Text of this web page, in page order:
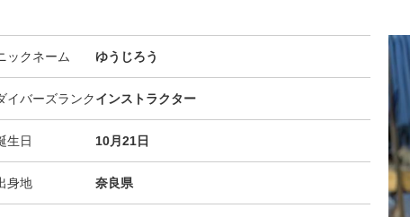
ックネーム ゆうじろう
イバーズランクインストラクター
生日 10月21日
身地 奈良県